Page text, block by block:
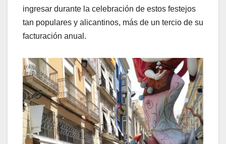
ingresar durante la celebración de estos festejos
tan populares y alicantinos, más de un tercio de su
facturación anual.